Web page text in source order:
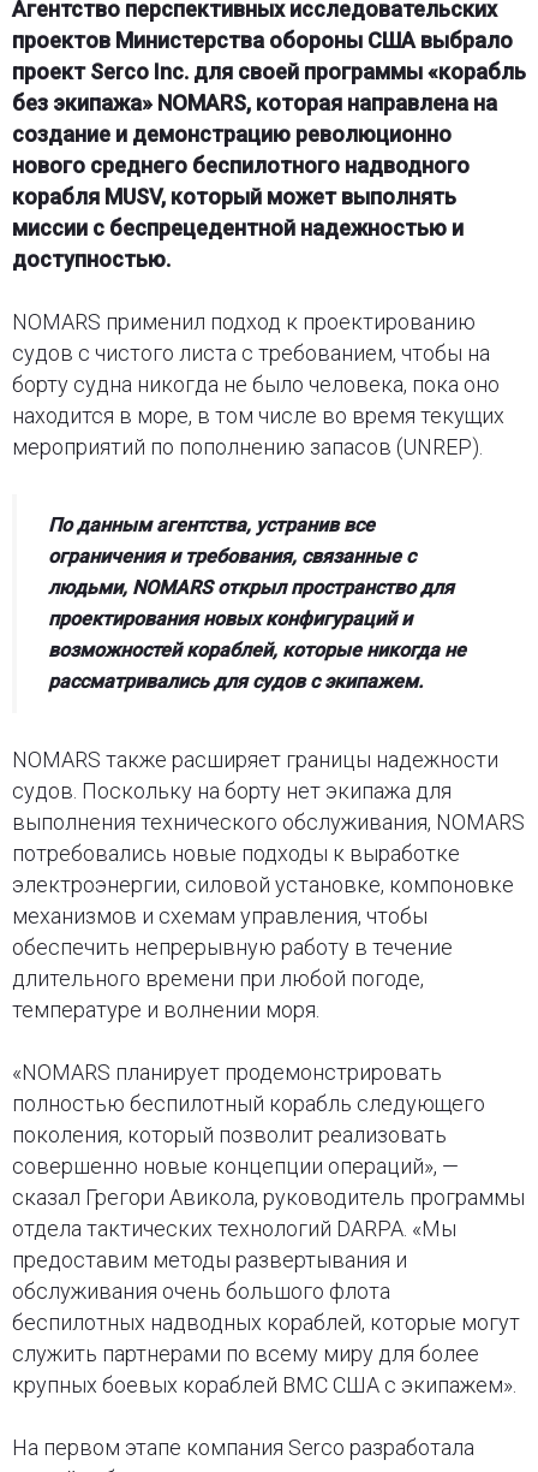
Агентство перспективных исследовательских
проектов Министерства обороны США выбрало
проект Serco Inc. для своей программы «корабль
без экипажа» NOMARS, которая направлена ​​на
создание и демонстрацию революционно
нового среднего беспилотного надводного
корабля MUSV, который может выполнять
миссии с беспрецедентной надежностью и
доступностью.
NOMARS применил подход к проектированию
судов с чистого листа с требованием, чтобы на
борту судна никогда не было человека, пока оно
находится в море, в том числе во время текущих
мероприятий по пополнению запасов (UNREP).
По данным агентства, устранив все
ограничения и требования, связанные с
людьми, NOMARS открыл пространство для
проектирования новых конфигураций и
возможностей кораблей, которые никогда не
рассматривались для судов с экипажем.
NOMARS также расширяет границы надежности
судов. Поскольку на борту нет экипажа для
выполнения технического обслуживания, NOMARS
потребовались новые подходы к выработке
электроэнергии, силовой установке, компоновке
механизмов и схемам управления, чтобы
обеспечить непрерывную работу в течение
длительного времени при любой погоде,
температуре и волнении моря.
«NOMARS планирует продемонстрировать
полностью беспилотный корабль следующего
поколения, который позволит реализовать
совершенно новые концепции операций», —
сказал Грегори Авикола, руководитель программы
отдела тактических технологий DARPA. «Мы
предоставим методы развертывания и
обслуживания очень большого флота
беспилотных надводных кораблей, которые могут
служить партнерами по всему миру для более
крупных боевых кораблей ВМС США с экипажем».
На первом этапе компания Serco разработала